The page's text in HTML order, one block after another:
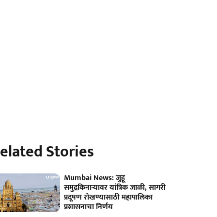
Stories
Mumbai News: जुहू
समुद्रकिनाऱ्यावर यांत्रिक जाळी, सागरी
प्रदूषण रोखण्यासाठी महापालिका
प्रशासनाचा निर्णय